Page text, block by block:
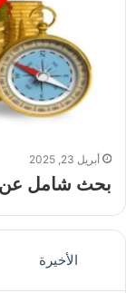
أبريل 23, 2025
بحث شامل عن
الأخيرة